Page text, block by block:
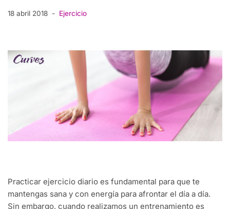
18 abril 2018 Ejercicio
Practicar ejercicio diario es fundamental para que te
mantengas sana y con energía para afrontar el día a día.
Sin embargo, cuando realizamos un entrenamiento es